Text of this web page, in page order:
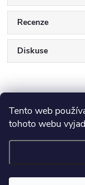
Tento web
tohoto webu
Recenze
Diskuse
Z